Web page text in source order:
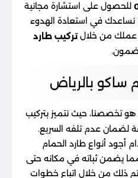
للحصول على استشارة مجانية
في استعادة الهدوء
عملك من خلالتركيب طارد
ساكو بالرياض
هو تخصصنا، حيث نتميز بتركيب
لضمان عدم تلفه السريع.
أجود أنواع طارد الحمام
يضمن ثباته في مكانه حتى
ذلك من خلال اتباع خطوات